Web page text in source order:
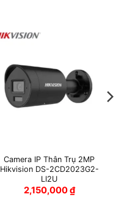
Camera IP Thân Trụ 2MP
Hikvision DS-2CD2023G2-
LI2U
2,150,000₫